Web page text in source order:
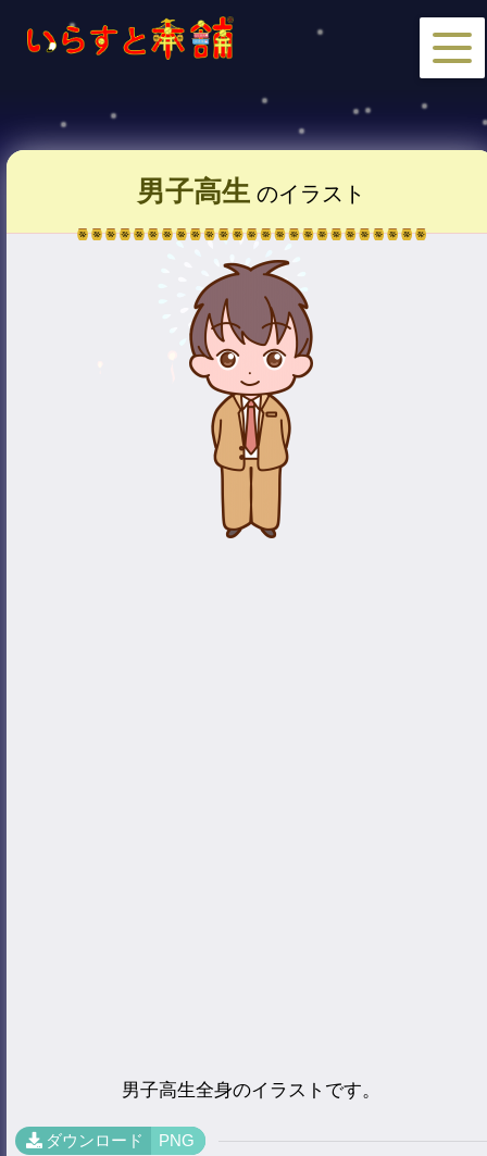
男子高生 のイラスト
男子高生全身のイラストです。
ダウンロード PNG